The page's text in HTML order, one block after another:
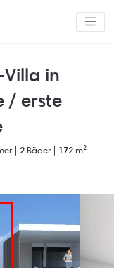
in
/ erste
| 2Bäder | 172m²